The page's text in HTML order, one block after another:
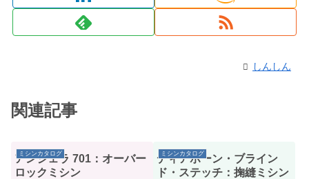
しんしん
関連記事
ミシンカタログ
アンジェラ 701：オーバー
ロックミシン
ミシンカタログ
ディアボーン・ブライン
ド・ステッチ：掬縫ミシン